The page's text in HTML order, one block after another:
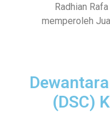
Radhian
memperoleh
(DSC)